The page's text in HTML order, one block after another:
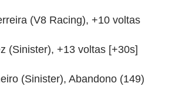
(V8 Racing), +10 voltas
(Sinister), +13 voltas [+30s]
(Sinister), Abandono (149)